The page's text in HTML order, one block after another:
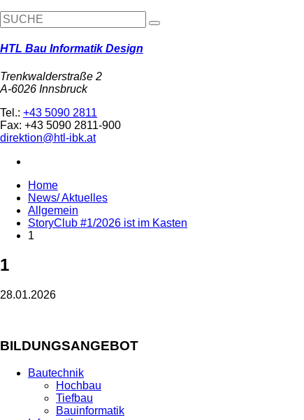
HTL Bau Informatik Design
Trenkwalderstraße 2
A-6026 Innsbruck
Tel.: +43 5090 2811
Fax: +43 5090 2811-900
direktion@htl-ibk.at
Home
News/ Aktuelles
Allgemein
StoryClub #1/2026 ist im Kasten
1
1
28.01.2026
BILDUNGSANGEBOT
Bautechnik
Hochbau
Tiefbau
Bauinformatik